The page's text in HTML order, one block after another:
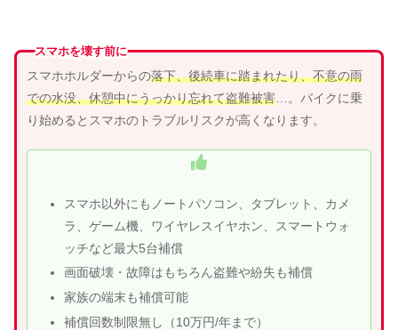
スマホを壊す前に
スマホホルダーからの落下、後続車に踏まれたり、不意の雨
での水没、休憩中にうっかり忘れて盗難被害…。バイクに乗
り始めるとスマホのトラブルリスクが高くなります。
スマホ以外にもノートパソコン、タブレット、カメ
ラ、ゲーム機、ワイヤレスイヤホン、スマートウォ
ッチなど最大5台補償
画面破壊・故障はもちろん盗難や紛失も補償
家族の端末も補償可能
補償回数制限無し（10万円/年まで）